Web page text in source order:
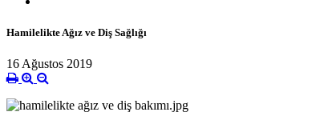
Hamilelikte Ağız ve Diş Sağlığı
16 Ağustos 2019